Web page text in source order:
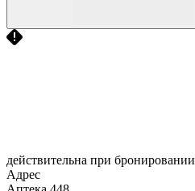
действительна при бронировании
Адрес